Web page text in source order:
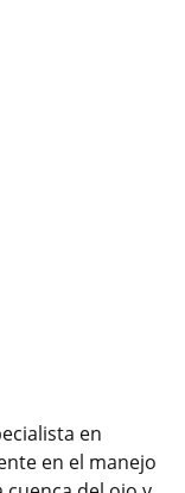
en
en el manejo